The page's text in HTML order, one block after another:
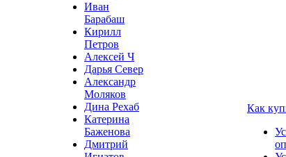
Иван
Барабаш
Кирилл
Петров
Алексей Ч
Дарья Север
Александр
Моляков
Дина Рехаб
Катерина
Баженова
Дмитрий
Как